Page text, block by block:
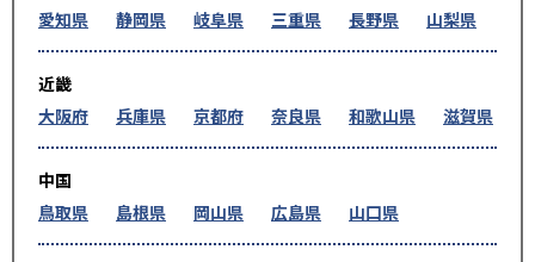
愛知県
静岡県 岐阜県 三重県 長野県 山梨県
近畿
大阪府
兵庫県 京都府 奈良県 和歌山県 滋賀県
中国
鳥取県
島根県 岡山県 広島県 山口県